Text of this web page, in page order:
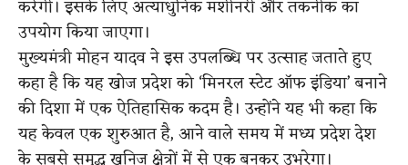
करेगी। इसके लिए अत्याधुनिक मशीनरी और तकनीक का
उपयोग किया जाएगा।
मुख्यमंत्री मोहन यादव ने इस उपलब्धि पर उत्साह जताते हुए
कहा है कि यह खोज प्रदेश को ‘मिनरल स्टेट ऑफ इंडिया’ बनाने
की दिशा में एक ऐतिहासिक कदम है। उन्होंने यह भी कहा कि
यह केवल एक शुरुआत है, आने वाले समय में मध्य प्रदेश देश